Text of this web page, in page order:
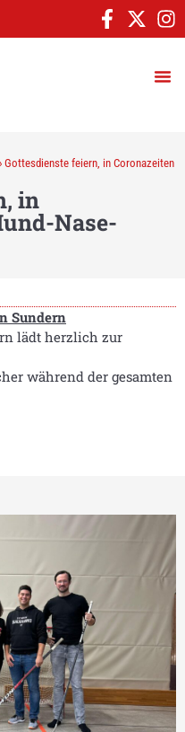
Gottesdienste feiern, in Coronazeiten
in
Nase-
Sundern
lädt herzlich zur
während der gesamten